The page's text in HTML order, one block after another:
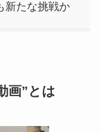
新たな挑戦か
画”とは